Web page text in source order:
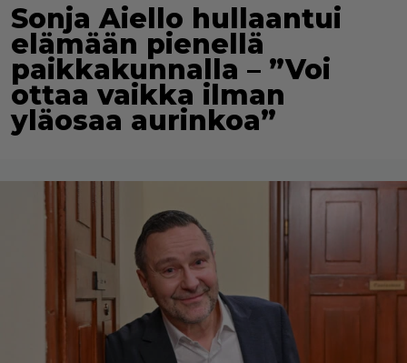
Sonja Aiello hullaantui
elämään pienellä
paikkakunnalla – ”Voi
ottaa vaikka ilman
yläosaa aurinkoa”